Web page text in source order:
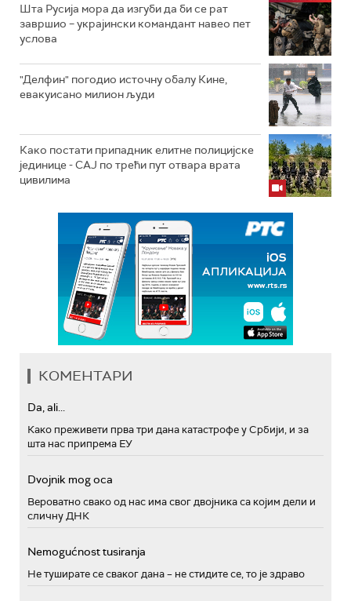
Шта Русија мора да изгуби да би се рат
завршио – украјински командант навео пет
услова
"Делфин" погодио источну обалу Кине,
евакуисано милион људи
Како постати припадник елитне полицијске
јединице - СAJ по трећи пут отвара врата
цивилима
КОМЕНТАРИ
Da, ali...
Како преживети прва три дана катастрофе у Србији, и за
шта нас припрема ЕУ
Dvojnik mog oca
Вероватно свако од нас има свог двојника са којим дели и
сличну ДНК
Nemogućnost tusiranja
Не туширате се сваког дана – не стидите се, то је здраво